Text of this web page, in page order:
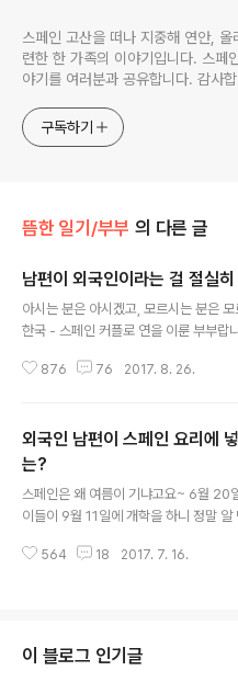
스페인 고산을 떠나 지중해 연안,
련한 한 가족의 이야기입니다. 스페
야기를 여러분과 공유합니다. 감사
구독하기
뜸한 일기/부부 의 다른 글
남편이 외국인이라는 걸 절실
아시는 분은 아시겠고, 모르시는 분은
한국 - 스페인 커플로 연을 이룬 부부랍
나이 많다는 것을 은연중 표현하는 건가
다 보니, 저는 이 스페인 사람인 남편이
느낌을 받지 않았답니다. 뭐 생긴 게 조금
보니, 마치 한국인처럼 친숙하고 정다운
으로 국적을 가리지 않게 되었지요. 그것
걸 보니 역시, 인간 마음 깊숙한 곳에는
876 76 2017. 8. 26.
외국인 남편이 스페인 요리에
는?
스페인은 왜 여름이 기냐고요~ 6월 20
이들이 9월 11일에 개학을 하니 정말 알
수는 있지만, 그래도 아이들이 커가면서
도 하고, 한편으로는 해야 할 일 때문에
니다. 오늘도 그랬습니다. 물을 별로 좋
564 18 2017. 7. 16.
이 블로그 인기글